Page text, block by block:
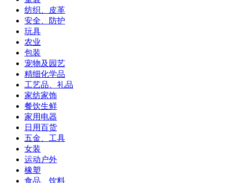
纺织、皮革
安全、防护
玩具
农业
包装
宠物及园艺
精细化学品
工艺品、礼品
家纺家饰
餐饮生鲜
家用电器
日用百货
五金、工具
女装
运动户外
橡塑
食品、饮料